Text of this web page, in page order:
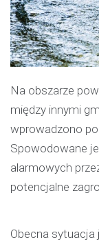
Na obszarze
między innymi
wprowadzono
Spowodowane
alarmowych
potencjalne
Obecna